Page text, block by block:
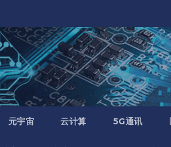
元宇宙 云计算 5G通讯